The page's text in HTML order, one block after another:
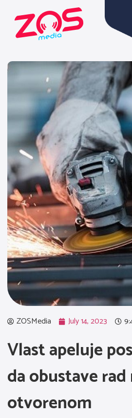
ZOSMedia July 14, 2023
Vlast apeluje
da obustave rad
otvorenom